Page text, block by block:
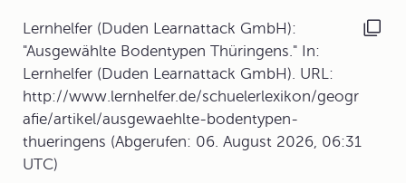
Lernhelfer (Duden Learnattack GmbH):
"Ausgewählte Bodentypen Thüringens." In:
Lernhelfer (Duden Learnattack GmbH). URL:
http://www.lernhelfer.de/schuelerlexikon/geogr
afie/artikel/ausgewaehlte-bodentypen-
thueringens (Abgerufen: 06. August 2026, 06:31
UTC)